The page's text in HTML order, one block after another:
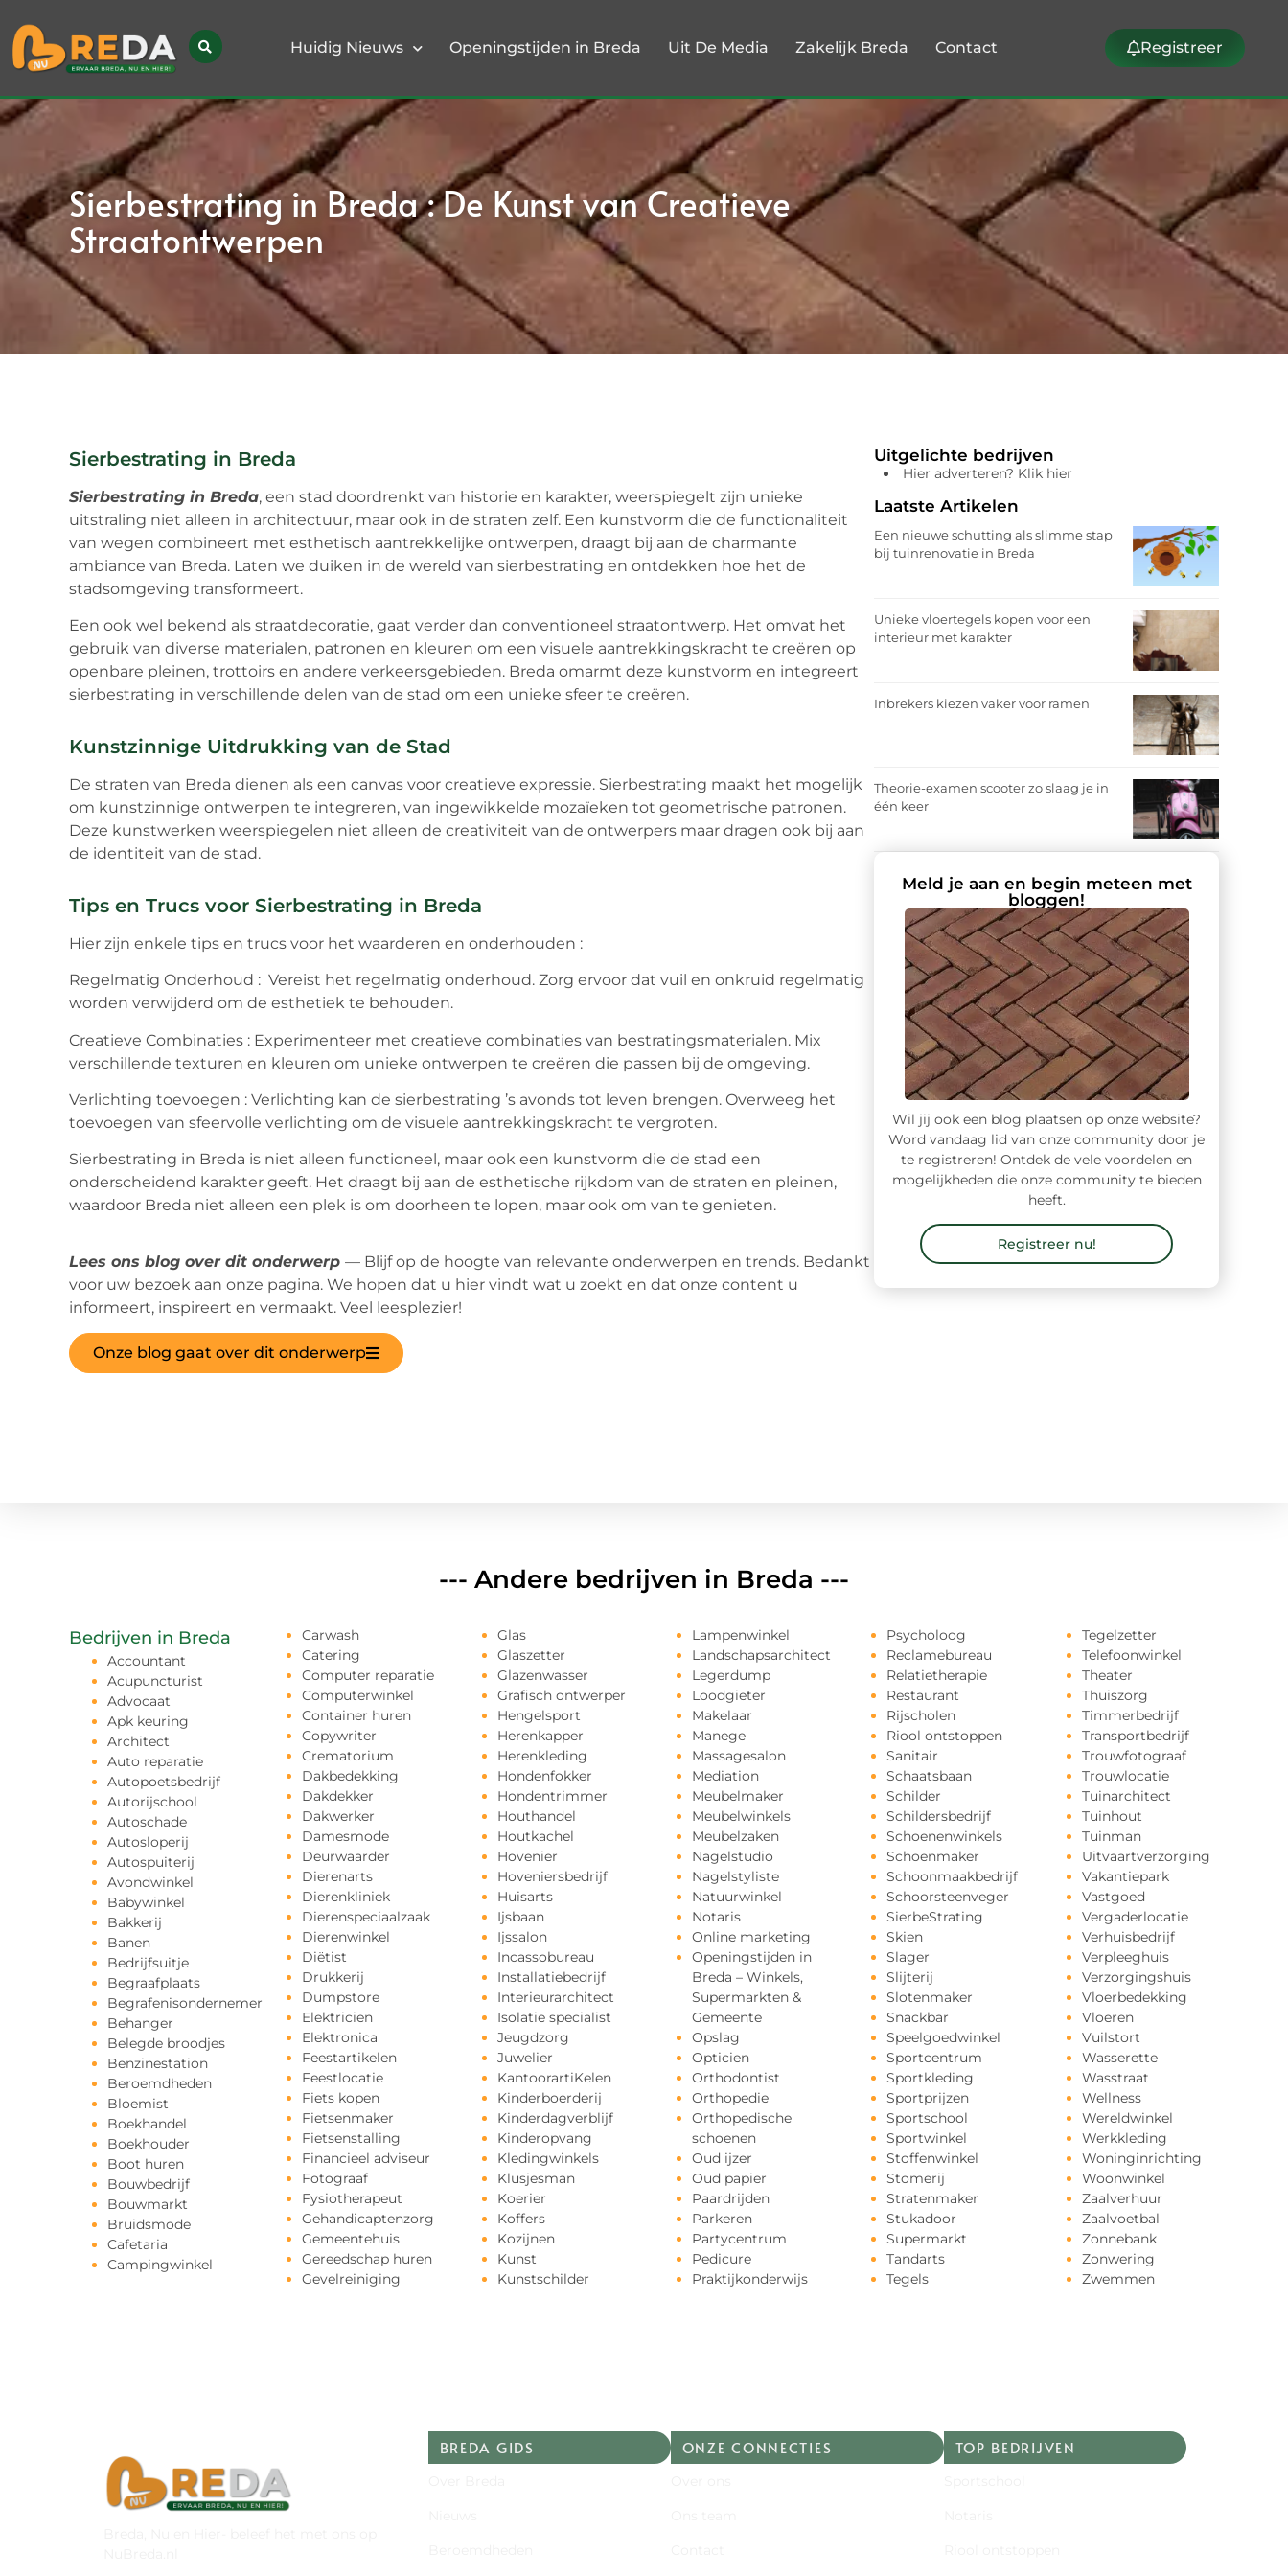
Huidig Nieuws Openingstijden in Breda Uit De Media Zakelijk Breda Contact Registreer
Sierbestrating in Breda : De Kunst van Creatieve
Straatontwerpen
Sierbestrating in Breda
Sierbestrating in Breda, een stad doordrenkt van historie en karakter, weerspiegelt zijn unieke
uitstraling niet alleen in architectuur, maar ook in de straten zelf. Een kunstvorm die de functionaliteit
van wegen combineert met esthetisch aantrekkelijke ontwerpen, draagt bij aan de charmante
ambiance van Breda. Laten we duiken in de wereld van sierbestrating en ontdekken hoe het de
stadsomgeving transformeert.
Een ook wel bekend als straatdecoratie, gaat verder dan conventioneel straatontwerp. Het omvat het
gebruik van diverse materialen, patronen en kleuren om een visuele aantrekkingskracht te creëren op
openbare pleinen, trottoirs en andere verkeersgebieden. Breda omarmt deze kunstvorm en integreert
sierbestrating in verschillende delen van de stad om een unieke sfeer te creëren.
Kunstzinnige Uitdrukking van de Stad
De straten van Breda dienen als een canvas voor creatieve expressie. Sierbestrating maakt het mogelijk
om kunstzinnige ontwerpen te integreren, van ingewikkelde mozaïeken tot geometrische patronen.
Deze kunstwerken weerspiegelen niet alleen de creativiteit van de ontwerpers maar dragen ook bij aan
de identiteit van de stad.
Tips en Trucs voor Sierbestrating in Breda
Hier zijn enkele tips en trucs voor het waarderen en onderhouden :
Regelmatig Onderhoud : Vereist het regelmatig onderhoud. Zorg ervoor dat vuil en onkruid regelmatig
worden verwijderd om de esthetiek te behouden.
Creatieve Combinaties : Experimenteer met creatieve combinaties van bestratingsmaterialen. Mix
verschillende texturen en kleuren om unieke ontwerpen te creëren die passen bij de omgeving.
Verlichting toevoegen : Verlichting kan de sierbestrating ’s avonds tot leven brengen. Overweeg het
toevoegen van sfeervolle verlichting om de visuele aantrekkingskracht te vergroten.
Sierbestrating in Breda is niet alleen functioneel, maar ook een kunstvorm die de stad een
onderscheidend karakter geeft. Het draagt bij aan de esthetische rijkdom van de straten en pleinen,
waardoor Breda niet alleen een plek is om doorheen te lopen, maar ook om van te genieten.
Lees ons blog over dit onderwerp — Blijf op de hoogte van relevante onderwerpen en trends. Bedankt
voor uw bezoek aan onze pagina. We hopen dat u hier vindt wat u zoekt en dat onze content u
informeert, inspireert en vermaakt. Veel leesplezier!
Onze blog gaat over dit onderwerp
Uitgelichte bedrijven
Hier adverteren? Klik hier
Laatste Artikelen
Een nieuwe schutting als slimme stap
bij tuinrenovatie in Breda
Unieke vloertegels kopen voor een
interieur met karakter
Inbrekers kiezen vaker voor ramen
Theorie-examen scooter zo slaag je in
één keer
Meld je aan en begin meteen met
bloggen!
Wil jij ook een blog plaatsen op onze website?
Word vandaag lid van onze community door je
te registreren! Ontdek de vele voordelen en
mogelijkheden die onze community te bieden
heeft.
Registreer nu!
--- Andere bedrijven in Breda ---
Bedrijven in Breda
Accountant
Acupuncturist
Advocaat
Apk keuring
Architect
Auto reparatie
Autopoetsbedrijf
Autorijschool
Autoschade
Autosloperij
Autospuiterij
Avondwinkel
Babywinkel
Bakkerij
Banen
Bedrijfsuitje
Begraafplaats
Begrafenisondernemer
Behanger
Belegde broodjes
Benzinestation
Beroemdheden
Bloemist
Boekhandel
Boekhouder
Boot huren
Bouwbedrijf
Bouwmarkt
Bruidsmode
Cafetaria
Campingwinkel
Carwash
Catering
Computer reparatie
Computerwinkel
Container huren
Copywriter
Crematorium
Dakbedekking
Dakdekker
Dakwerker
Damesmode
Deurwaarder
Dierenarts
Dierenkliniek
Dierenspeciaalzaak
Dierenwinkel
Diëtist
Drukkerij
Dumpstore
Elektricien
Elektronica
Feestartikelen
Feestlocatie
Fiets kopen
Fietsenmaker
Fietsenstalling
Financieel adviseur
Fotograaf
Fysiotherapeut
Gehandicaptenzorg
Gemeentehuis
Gereedschap huren
Gevelreiniging
Glas
Glaszetter
Glazenwasser
Grafisch ontwerper
Hengelsport
Herenkapper
Herenkleding
Hondenfokker
Hondentrimmer
Houthandel
Houtkachel
Hovenier
Hoveniersbedrijf
Huisarts
Ijsbaan
Ijssalon
Incassobureau
Installatiebedrijf
Interieurarchitect
Isolatie specialist
Jeugdzorg
Juwelier
KantoorartiKelen
Kinderboerderij
Kinderdagverblijf
Kinderopvang
Kledingwinkels
Klusjesman
Koerier
Koffers
Kozijnen
Kunst
Kunstschilder
Lampenwinkel
Landschapsarchitect
Legerdump
Loodgieter
Makelaar
Manege
Massagesalon
Mediation
Meubelmaker
Meubelwinkels
Meubelzaken
Nagelstudio
Nagelstyliste
Natuurwinkel
Notaris
Online marketing
Openingstijden in
Breda – Winkels,
Supermarkten &
Gemeente
Opslag
Opticien
Orthodontist
Orthopedie
Orthopedische
schoenen
Oud ijzer
Oud papier
Paardrijden
Parkeren
Partycentrum
Pedicure
Praktijkonderwijs
Psycholoog
Reclamebureau
Relatietherapie
Restaurant
Rijscholen
Riool ontstoppen
Sanitair
Schaatsbaan
Schilder
Schildersbedrijf
Schoenenwinkels
Schoenmaker
Schoonmaakbedrijf
Schoorsteenveger
SierbeStrating
Skien
Slager
Slijterij
Slotenmaker
Snackbar
Speelgoedwinkel
Sportcentrum
Sportkleding
Sportprijzen
Sportschool
Sportwinkel
Stoffenwinkel
Stomerij
Stratenmaker
Stukadoor
Supermarkt
Tandarts
Tegels
Tegelzetter
Telefoonwinkel
Theater
Thuiszorg
Timmerbedrijf
Transportbedrijf
Trouwfotograaf
Trouwlocatie
Tuinarchitect
Tuinhout
Tuinman
Uitvaartverzorging
Vakantiepark
Vastgoed
Vergaderlocatie
Verhuisbedrijf
Verpleeghuis
Verzorgingshuis
Vloerbedekking
Vloeren
Vuilstort
Wasserette
Wasstraat
Wellness
Wereldwinkel
Werkkleding
Woninginrichting
Woonwinkel
Zaalverhuur
Zaalvoetbal
Zonnebank
Zonwering
Zwemmen
BREDA GIDS ONZE CONNECTIES TOP BEDRIJVEN